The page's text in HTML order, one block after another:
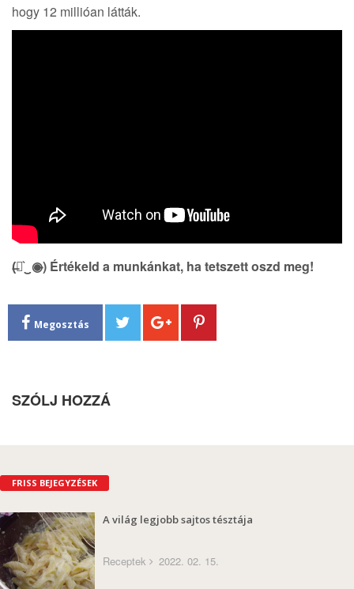
hogy 12 millióan látták.
(̶◉͛‿◉̶) Értékeld a munkánkat, ha tetszett oszd meg!
Megosztás
SZÓLJ HOZZÁ
FRISS BEJEGYZÉSEK
A világ legjobb sajtos tésztája
Receptek 2022. 02. 15.